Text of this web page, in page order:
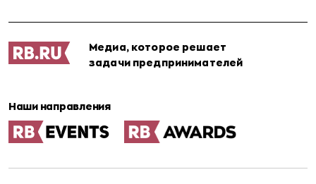
Медиа, которое решает
задачи предпринимателей
Наши направления